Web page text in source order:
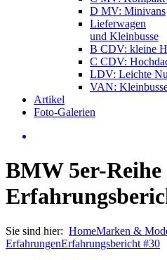
D MV: Minivans
Lieferwagen
und Kleinbusse
B CDV: kleine
C CDV:
LDV: Leichte
VAN:
Artikel
Foto-Galerien
BMW 5er-
Sie sind hier: HomeMarken &
ErfahrungenErfahrungsbericht #30